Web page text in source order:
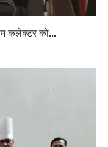
कलेक्टर को...